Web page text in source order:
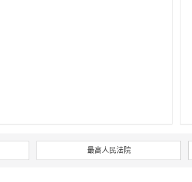
最高人民法院